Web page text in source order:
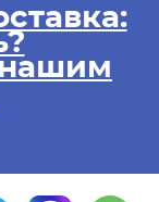
нашим